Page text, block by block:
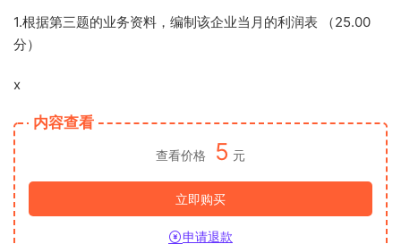
1.根据第三题的业务资料，编制该企业当月的利润表 （25.00
分）
x
内容查看
查看价格 5 元
立即购买
申请退款